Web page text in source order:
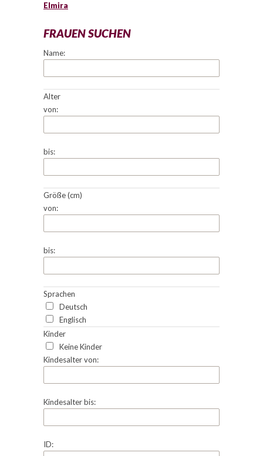
Elmira
FRAUEN SUCHEN
Name:
Alter
von:
bis:
Größe (cm)
von:
bis:
Sprachen
Deutsch
Englisch
Kinder
Keine Kinder
Kindesalter von:
Kindesalter bis:
ID: